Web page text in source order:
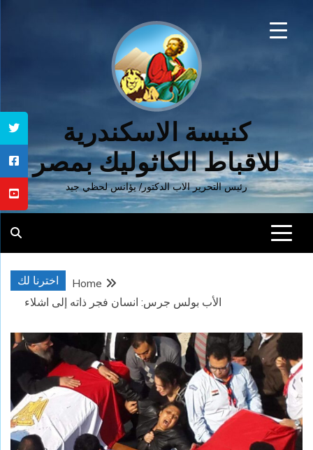
كنيسة الاسكندرية
للاقباط الكاثوليك بمصر
رئيس التحرير الاب الدكتور/ يؤانس لحظي جيد
اخترنا لك
Home
الأب بولس جرس: انسان فجر ذاته إلى اشلاء